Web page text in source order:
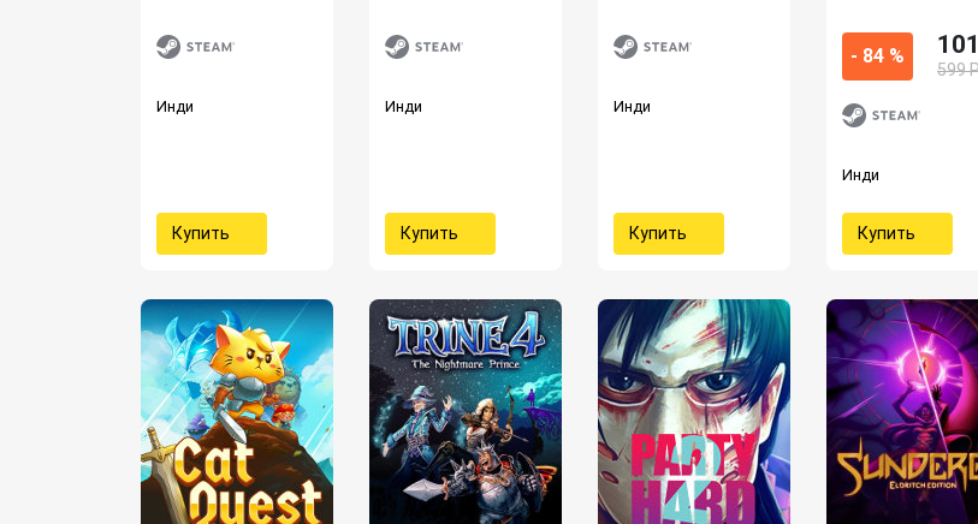
Инди
Купить
Инди
Купить
Инди
Купить
- 84 %
599
Инди
Купить